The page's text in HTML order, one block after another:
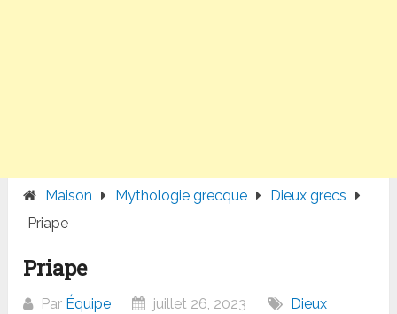
Maison Mythologie grecque
Dieux grecs
Priape
Priape
Par Équipe juillet 26, 2023
Dieux